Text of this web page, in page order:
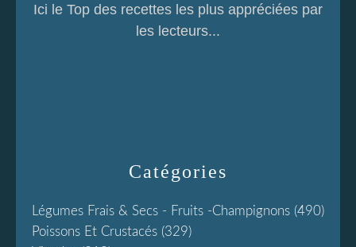
Catégories
Légumes Frais & Secs - Fruits -champignons (490)
Poissons Et Crustacés (329)
Ici le Top des recettes les plus appréciées par
les lecteurs...